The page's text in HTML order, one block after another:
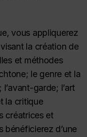
vous appliquerez
la création de
et méthodes
le genre et la
garde; l’art
la critique
créatrices et
bénéficierez d’une